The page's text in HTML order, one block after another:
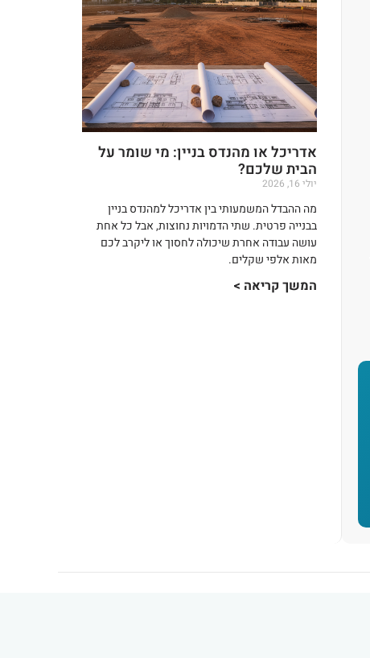
אדריכל או מהנדס בניין: מי שומר על
הבית שלכם?
יולי 16, 2026
מה ההבדל המשמעותי בין אדריכל למהנדס בניין
בבנייה פרטית. שתי הדמויות נחוצות, אבל כל אחת
עושה עבודה אחרת שיכולה לחסוך או ליקרב לכם
מאות אלפי שקלים.
המשך קריאה >